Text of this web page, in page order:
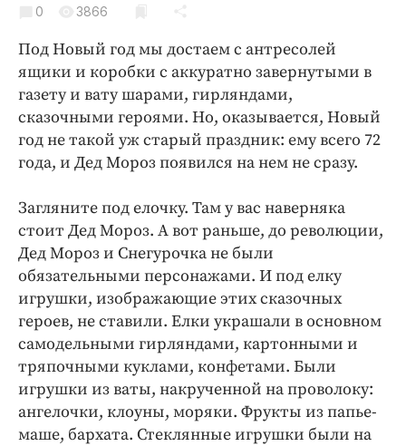
Культура
Образование
Общество
Погода
Праздники
Происшествия
Спорт
Экономика и бизнес
ПРОЕКТЫ
Блоги
Издания
Медиаперсона
Интересное чтиво
Клиника года
Бренд года
0 3866
Под Новый год мы достаем с антресолей
ящики и коробки с аккуратно завернутыми в
газету и вату шарами, гирляндами,
сказочными героями. Но, оказывается, Новый
год не такой уж старый праздник: ему всего 72
года, и Дед Мороз появился на нем не сразу.
Загляните под елочку. Там у вас наверняка
стоит Дед Мороз. А вот раньше, до революции,
Дед Мороз и Снегурочка не были
обязательными персонажами. И под елку
игрушки, изображающие этих сказочных
героев, не ставили. Елки украшали в основном
самодельными гирляндами, картонными и
тряпочными куклами, конфетами. Были
игрушки из ваты, накрученной на проволоку:
ангелочки, клоуны, моряки. Фрукты из папье-
маше, бархата. Стеклянные игрушки были на